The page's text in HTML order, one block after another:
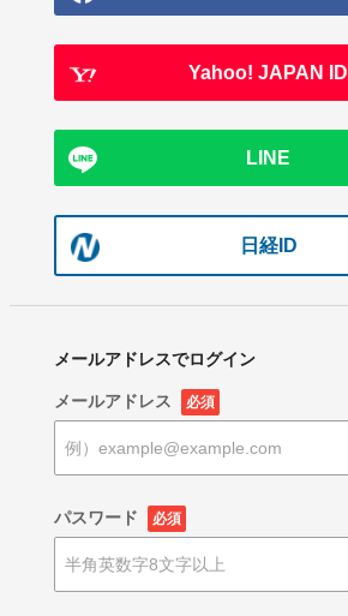
Yahoo! JAPAN ID
LINE
日経ID
メールアドレスでログイン
メールアドレス 必須
パスワード 必須